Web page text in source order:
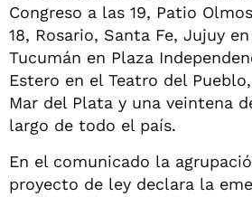
Congreso a las 19, Patio
18, Rosario, Santa Fe, Jujuy
Tucumán en Plaza
Estero en el Teatro del
Mar del Plata y una veintena
largo de todo el país.
En el comunicado la
proyecto de ley declara la